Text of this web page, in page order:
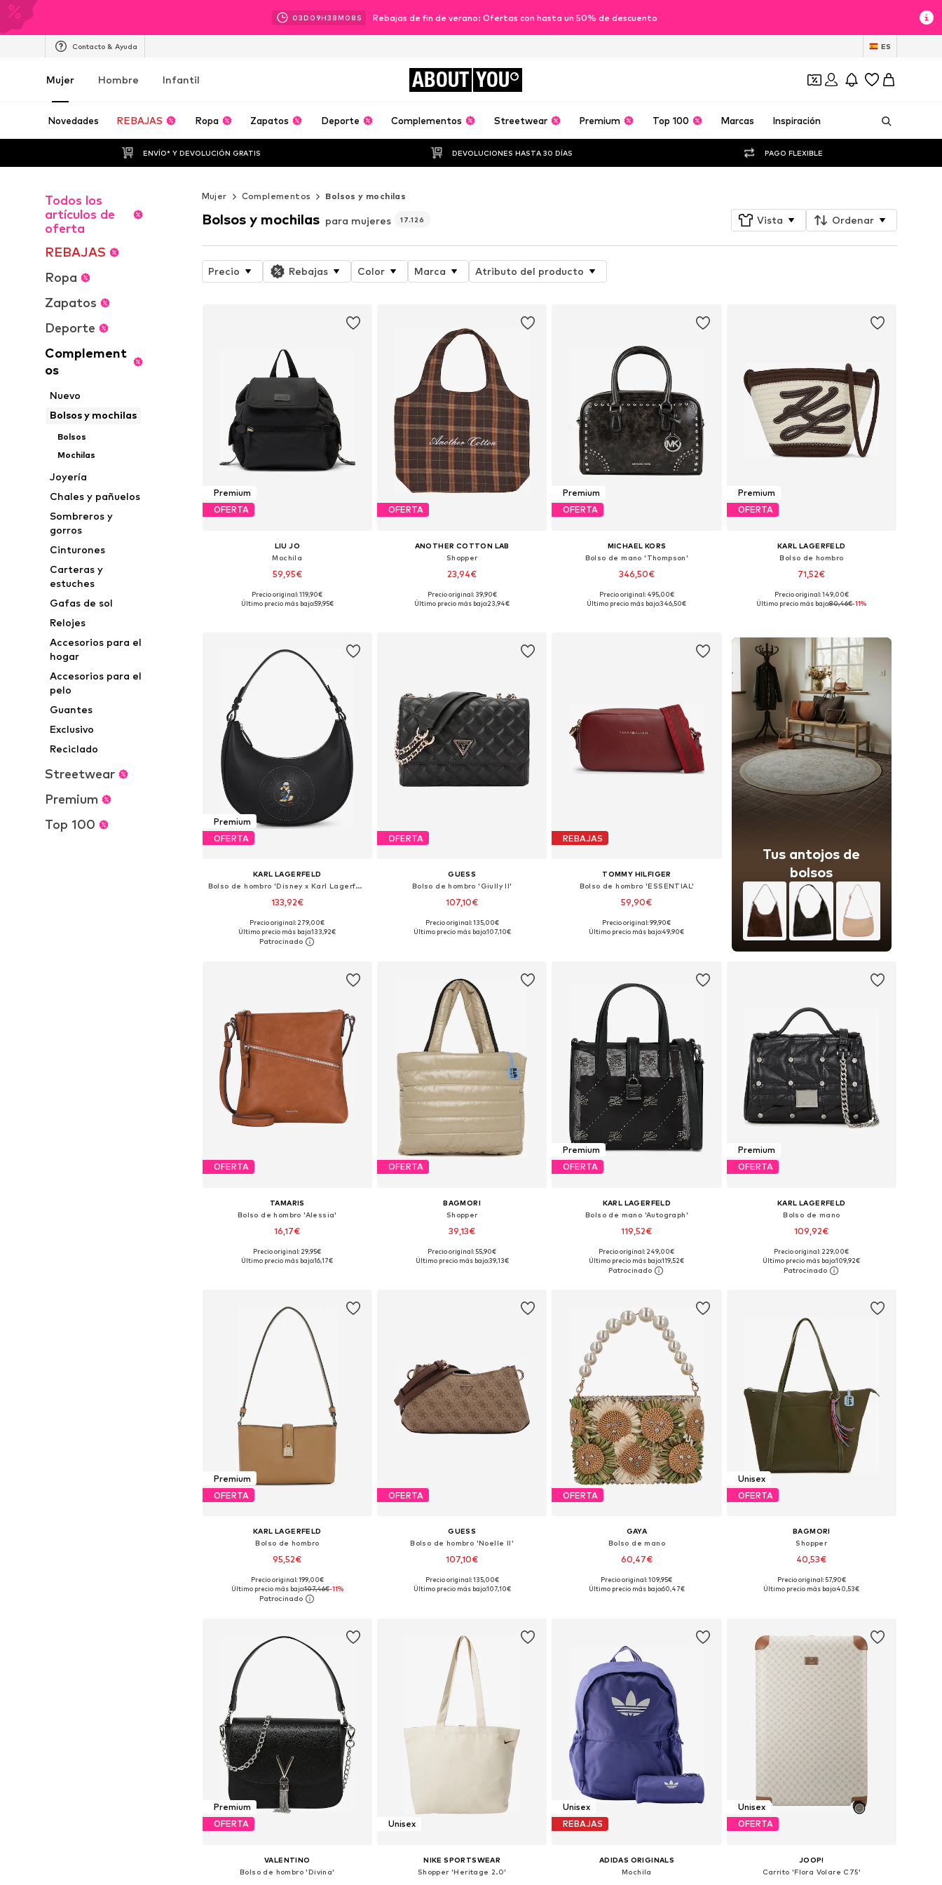
03D 09H38M 06 S Rebajas de fin de verano: Ofertas con hasta un 50% de descuento
Contacto & Ayuda ES
Mujer Hombre Infantil ABOUT YOU
Novedades REBAJAS Ropa Zapatos Deporte Complementos Streetwear Premium Top 100 Marcas Inspiración
ENVÍO* Y DEVOLUCIÓN GRATIS DEVOLUCIONES HASTA 30 DÍAS PAGO FLEXIBLE
Todos los
artículos de
oferta
REBAJAS
Ropa
Zapatos
Deporte
Complement
os
Nuevo
Bolsos y mochilas
Bolsos
Mochilas
Joyería
Chales y pañuelos
Sombreros y
gorros
Cinturones
Carteras y
estuches
Gafas de sol
Relojes
Accesorios para el
hogar
Accesorios para el
pelo
Guantes
Exclusivo
Reciclado
Streetwear
Premium
Top 100
Mujer Complementos Bolsos y mochilas
Bolsos y mochilas para mujeres 17.126 Vista Ordenar
Precio Rebajas Color Marca Atributo del producto
Premium
OFERTA
LIU JO
Mochila
59,95€
Tallas disponibles: One Size
Precio original: 119,90€
Último precio más bajo:59,95€
OFERTA
ANOTHER COTTON LAB
Shopper
23,94€
Tallas disponibles: Onesize
Precio original: 39,90€
Último precio más bajo:23,94€
Premium
OFERTA
MICHAEL KORS
Bolso de mano 'Thompson'
346,50€
Tallas disponibles: One Size
Precio original: 495,00€
Último precio más bajo:346,50€
Premium
OFERTA
KARL LAGERFELD
Bolso de hombro
71,52€
Tallas disponibles: One Size
Precio original: 149,00€
Último precio más bajo:80,46€-11%
Premium
OFERTA
KARL LAGERFELD
Bolso de hombro 'Disney x Karl Lagerfeld'
133,92€
Tallas disponibles: One Size
Añadir a la cesta
Precio original: 279,00€
Último precio más bajo:133,92€
OFERTA
GUESS
Bolso de hombro 'Giully II'
107,10€
Tallas disponibles: One Size
Precio original: 135,00€
Último precio más bajo:107,10€
REBAJAS
TOMMY HILFIGER
Bolso de hombro 'ESSENTIAL'
59,90€
Tallas disponibles: One Size
Precio original: 99,90€
Último precio más bajo:49,90€
Tus antojos de
bolsos
OFERTA
TAMARIS
Bolso de hombro 'Alessia'
16,17€
+1
Tallas disponibles: One Size
Precio original: 29,95€
Último precio más bajo:16,17€
OFERTA
BAGMORI
Shopper
39,13€
Tallas disponibles: One Size
Precio original: 55,90€
Último precio más bajo:39,13€
Premium
OFERTA
KARL LAGERFELD
Bolso de mano 'Autograph'
119,52€
Tallas disponibles: One Size
Añadir a la cesta
Precio original: 249,00€
Último precio más bajo:119,52€
Premium
OFERTA
KARL LAGERFELD
Bolso de mano
109,92€
Tallas disponibles: One Size
Añadir a la cesta
Precio original: 229,00€
Último precio más bajo:109,92€
Premium
OFERTA
KARL LAGERFELD
Bolso de hombro
95,52€
Tallas disponibles: One Size
Añadir a la cesta
Precio original: 199,00€
Último precio más bajo:107,46€-11%
OFERTA
GUESS
Bolso de hombro 'Noelle II'
107,10€
Tallas disponibles: One Size
Precio original: 135,00€
Último precio más bajo:107,10€
OFERTA
GAYA
Bolso de mano
60,47€
Tallas disponibles: One Size
Precio original: 109,95€
Último precio más bajo:60,47€
Unisex
OFERTA
BAGMORI
Shopper
40,53€
+1
Tallas disponibles: One Size
Precio original: 57,90€
Último precio más bajo:40,53€
Premium
OFERTA
VALENTINO
Bolso de hombro 'Divina'
Unisex
NIKE SPORTSWEAR
Shopper 'Heritage 2.0'
Unisex
REBAJAS
ADIDAS ORIGINALS
Mochila
Unisex
OFERTA
JOOP!
Carrito 'Flora Volare C75'